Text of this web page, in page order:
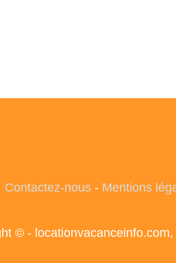
Contactez-nous- Mentions
© -